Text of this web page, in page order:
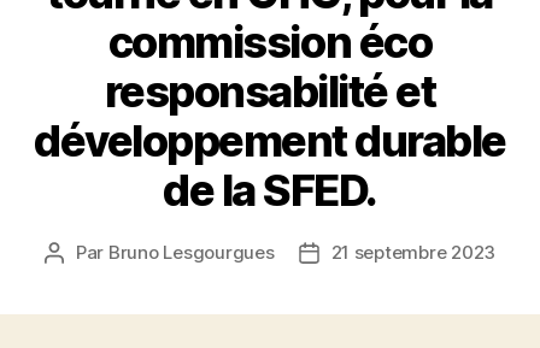
commission éco
responsabilité et
développement durable
de la SFED.
Auteur
Par Bruno Lesgourgues
Date21 septembre 2023